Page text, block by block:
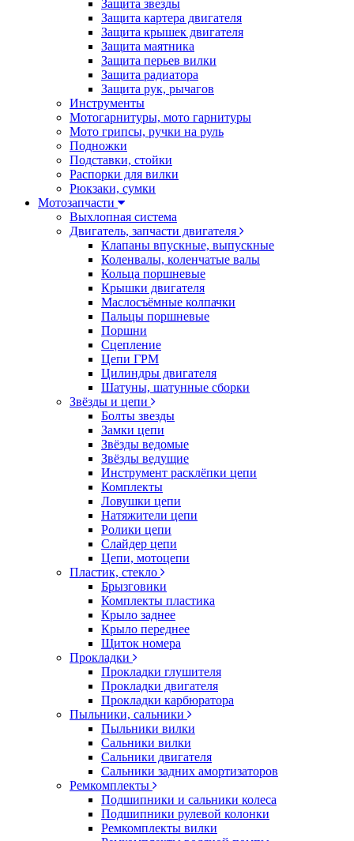
Защита звезды
Защита картера двигателя
Защита крышек двигателя
Защита маятника
Защита перьев вилки
Защита радиатора
Защита рук, рычагов
Инструменты
Мотогарнитуры, мото гарнитуры
Мото грипсы, ручки на руль
Подножки
Подставки, стойки
Распорки для вилки
Рюкзаки, сумки
Мотозапчасти
Выхлопная система
Двигатель, запчасти двигателя
Клапаны впускные, выпускные
Коленвалы, коленчатые валы
Кольца поршневые
Крышки двигателя
Маслосъёмные колпачки
Пальцы поршневые
Поршни
Сцепление
Цепи ГРМ
Цилиндры двигателя
Шатуны, шатунные сборки
Звёзды и цепи
Болты звезды
Замки цепи
Звёзды ведомые
Звёзды ведущие
Инструмент расклёпки цепи
Комплекты
Ловушки цепи
Натяжители цепи
Ролики цепи
Слайдер цепи
Цепи, мотоцепи
Пластик, стекло
Брызговики
Комплекты пластика
Крыло заднее
Крыло переднее
Щиток номера
Прокладки
Прокладки глушителя
Прокладки двигателя
Прокладки карбюратора
Пыльники, сальники
Пыльники вилки
Сальники вилки
Сальники двигателя
Сальники задних амортизаторов
Ремкомплекты
Подшипники и сальники колеса
Подшипники рулевой колонки
Ремкомплекты вилки